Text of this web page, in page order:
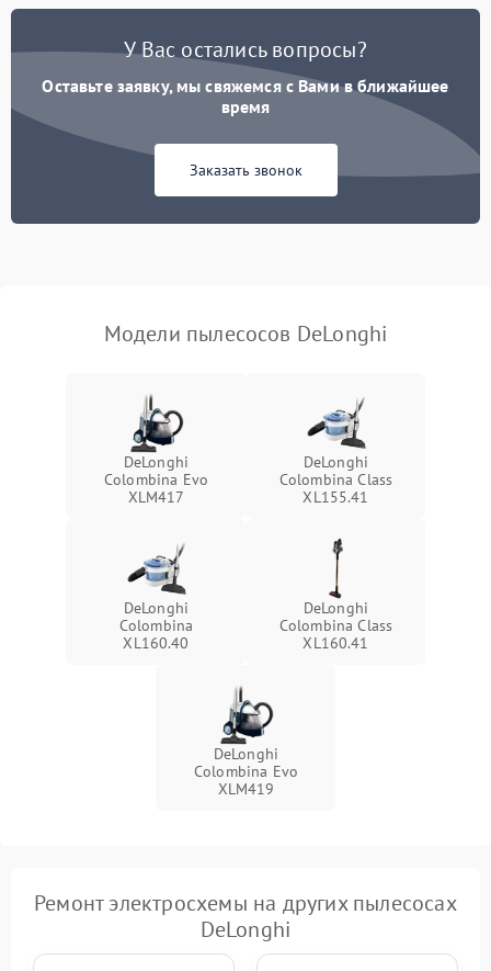
Поломка контейнера для
Плохая уборка шерсти
2400 ₽ Подробнее →
У Вас остались вопросы?
Оставьте заявку, мы свяжемся с Вами в ближайшее
время
Заказать звонок
Модели пылесосов DeLonghi
DeLonghi
Colombina Evo
XLM417
DeLonghi
Colombina Class
XL155.41
DeLonghi
Colombina
XL160.40
DeLonghi
Colombina Class
XL160.41
DeLonghi
Colombina Evo
XLM419
Ремонт электросхемы на других пылесосах
DeLonghi